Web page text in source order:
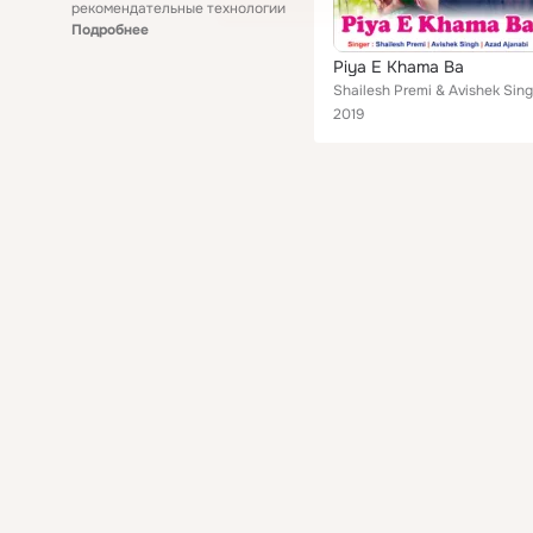
рекомендательные технологии
Подробнее
Piya E Khama Ba
2019